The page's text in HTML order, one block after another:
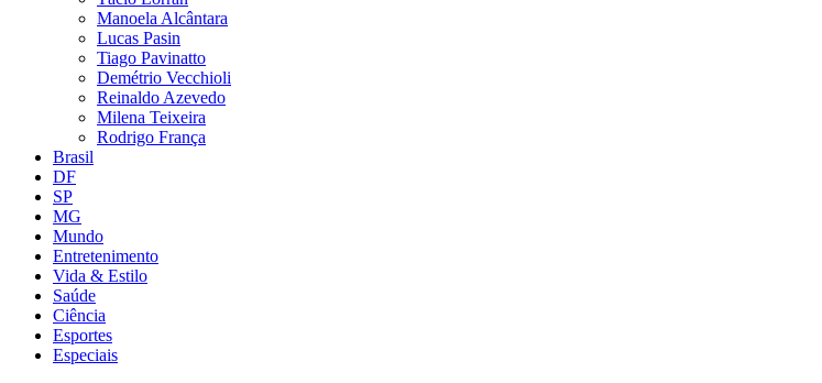
Manoela Alcântara
Lucas Pasin
Tiago Pavinatto
Demétrio Vecchioli
Reinaldo Azevedo
Milena Teixeira
Rodrigo França
Brasil
DF
SP
MG
Mundo
Entretenimento
Vida & Estilo
Saúde
Ciência
Esportes
Especiais